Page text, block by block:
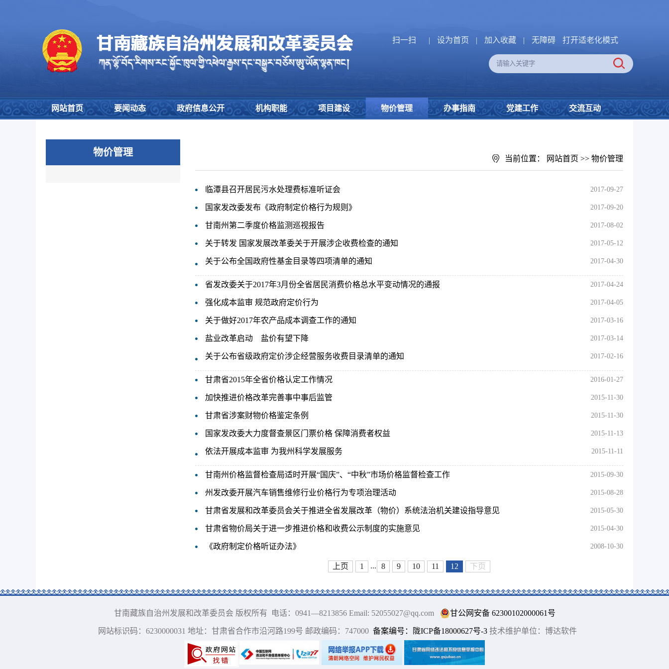
扫一扫 | 设为首页 | 加入收藏 | 无障碍 打开适老化模式
网站首页 要闻动态 政府信息公开 机构职能 项目建设 物价管理 办事指南 党建工作 交流互动
物价管理
当前位置： 网站首页 >> 物价管理
临潭县召开居民污水处理费标准听证会 2017-09-27
国家发改委发布《政府制定价格行为规则》 2017-09-20
甘南州第二季度价格监测巡视报告 2017-08-02
关于转发 国家发展改革委关于开展涉企收费检查的通知 2017-05-12
关于公布全国政府性基金目录等四项清单的通知 2017-04-30
省发改委关于2017年3月份全省居民消费价格总水平变动情况的通报 2017-04-24
强化成本监审 规范政府定价行为 2017-04-05
关于做好2017年农产品成本调查工作的通知 2017-03-16
盐业改革启动 盐价有望下降 2017-03-14
关于公布省级政府定价涉企经营服务收费目录清单的通知 2017-02-16
甘肃省2015年全省价格认定工作情况 2016-01-27
加快推进价格改革完善事中事后监管 2015-11-30
甘肃省涉案财物价格鉴定条例 2015-11-30
国家发改委大力度督查景区门票价格 保障消费者权益 2015-11-13
依法开展成本监审 为我州科学发展服务 2015-11-11
甘南州价格监督检查局适时开展“国庆”、“中秋”市场价格监督检查工作 2015-09-30
州发改委开展汽车销售维修行业价格行为专项治理活动 2015-08-28
甘肃省发展和改革委员会关于推进全省发展改革（物价）系统法治机关建设指导意见 2015-05-30
甘肃省物价局关于进一步推进价格和收费公示制度的实施意见 2015-04-30
《政府制定价格听证办法》 2008-10-30
上页 1 ... 8 9 10 11 12 下页
甘南藏族自治州发展和改革委员会 版权所有 电话：0941—8213856 Email: 52055027@qq.com 甘公网安备 62300102000061号
网站标识码：6230000031 地址：甘肃省合作市沿河路199号 邮政编码：747000 备案编号：陇ICP备18000627号-3 技术维护单位：博达软件